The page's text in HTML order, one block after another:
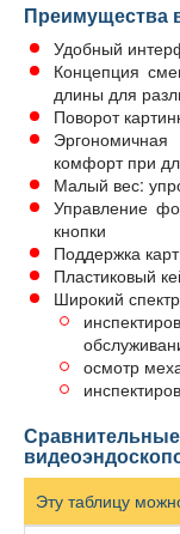
Преимущества
Удобный
Концепция
длины для
Поворот
комфорт при
Малый вес:
Управление
кнопки
Поддержка
Пластиковый
Широкий
осмотр
Эту таблицу